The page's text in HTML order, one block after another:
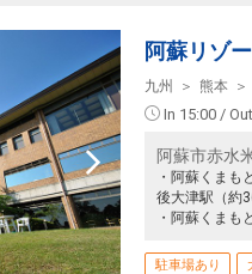
阿蘇リゾ
九州 熊本
In 15:00 /
阿蘇市赤水
・阿蘇くま
後大津駅（約
・阿蘇くまも
駐車場あり